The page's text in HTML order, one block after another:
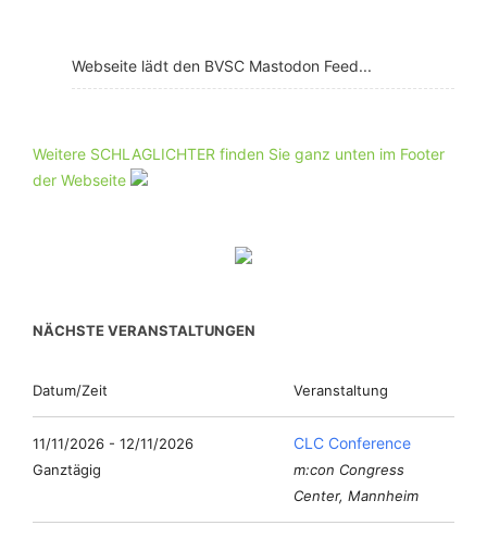
Webseite lädt den BVSC Mastodon Feed...
Weitere SCHLAGLICHTER finden Sie ganz unten im Footer
der Webseite
NÄCHSTE VERANSTALTUNGEN
Datum/Zeit Veranstaltung
11/11/2026 - 12/11/2026
Ganztägig
CLC Conference
m:con Congress
Center, Mannheim